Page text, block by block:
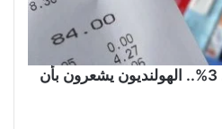
رغم استقرار التضخم عند 3%.. الهولنديون يشعرون بأن